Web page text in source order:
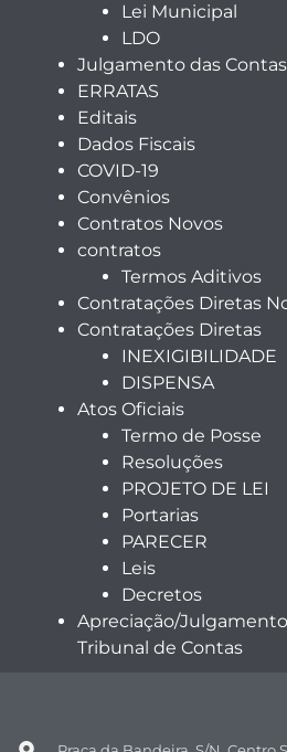
Lei Municipal
LDO
Julgamento das
ERRATAS
Editais
Dados Fiscais
COVID-19
Convênios
Contratos Novos
contratos
Termos Aditivos
Contratações Diretas
Contratações Diretas
INEXIGIBILIDADE
DISPENSA
Atos Oficiais
Termo de Posse
Resoluções
PROJETO DE LEI
Portarias
PARECER
Leis
Decretos
Apreciação/
Tribunal de Contas